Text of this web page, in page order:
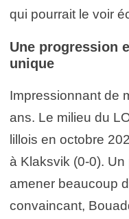
qui pourrait le voir
Une progression
unique
Impressionnant de
ans. Le milieu du
lillois en octobre
à Klaksvik (0-0).
amener beaucoup
convaincant,